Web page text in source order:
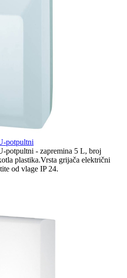
potpultni
potpultni - zapremina 5 L, broj
plastika.Vrsta grijača električni
od vlage IP 24.